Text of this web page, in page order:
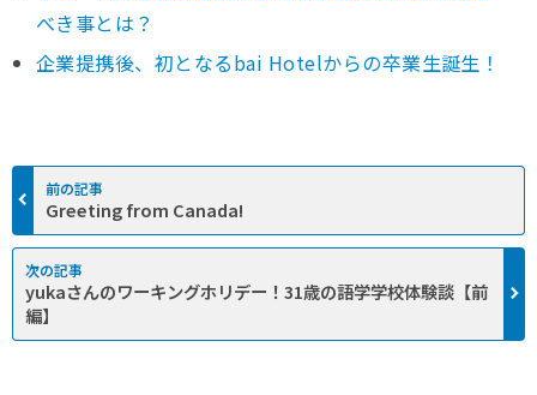
べき事とは？
企業提携後、初となるbai Hotelからの卒業生誕生！
Greeting from Canada!
yukaさんのワーキングホリデー！31歳の語学学校体験談【前
編】